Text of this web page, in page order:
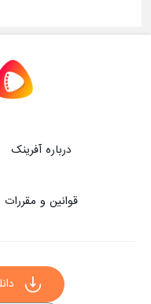
درباره آفرینک
قوانین و مقررات